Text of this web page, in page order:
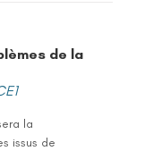
de la
la
issus de